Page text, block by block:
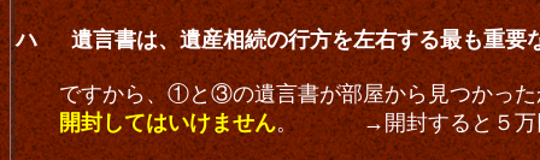
ハ 遺言書は、遺産相続の行方を左右する最も重要
ですから、①と③の遺言書が部屋から見つかった
開封してはいけません。→開封すると５万円